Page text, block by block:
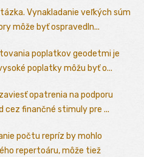
Vynakladanie veľkých súm
môže byť ospravedln...
poplatkov geodetmi je
poplatky môžu byť o...
opatrenia na podporu
cez finančné stimuly pre ...
počtu repríz by mohlo
repertoáru, môže tiež